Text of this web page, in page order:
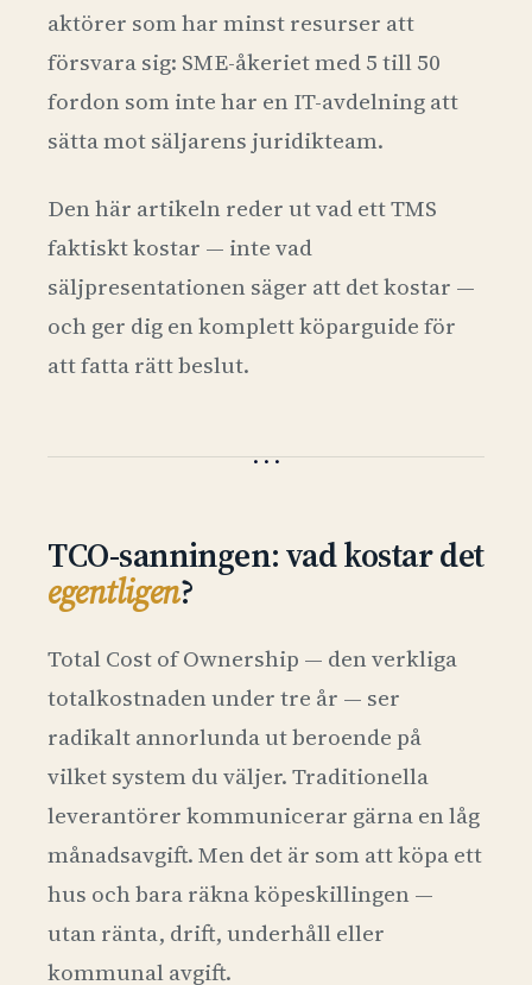
aktörer som har minst resurser att
försvara sig: SME-åkeriet med 5 till 50
fordon som inte har en IT-avdelning att
sätta mot säljarens juridikteam.
Den här artikeln reder ut vad ett TMS
faktiskt kostar — inte vad
säljpresentationen säger att det kostar —
och ger dig en komplett köparguide för
att fatta rätt beslut.
TCO-sanningen: vad kostar det
egentligen?
Total Cost of Ownership — den verkliga
totalkostnaden under tre år — ser
radikalt annorlunda ut beroende på
vilket system du väljer. Traditionella
leverantörer kommunicerar gärna en låg
månadsavgift. Men det är som att köpa ett
hus och bara räkna köpeskillingen —
utan ränta, drift, underhåll eller
kommunal avgift.